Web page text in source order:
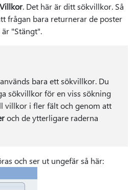
Villkor. Det här är ditt sökvillkor. Så
frågan bara returnerar de poster
är "Stängt".
bara ett sökvillkor. Du
sökvillkor för en viss sökning
villkor i fler fält och genom att
och de ytterligare raderna
och ser ut ungefär så här: